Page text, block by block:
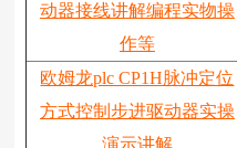
动器接线讲解编程实物操
作等
欧姆龙plc CP1H脉冲定位
方式控制步进驱动器实操
演示讲解